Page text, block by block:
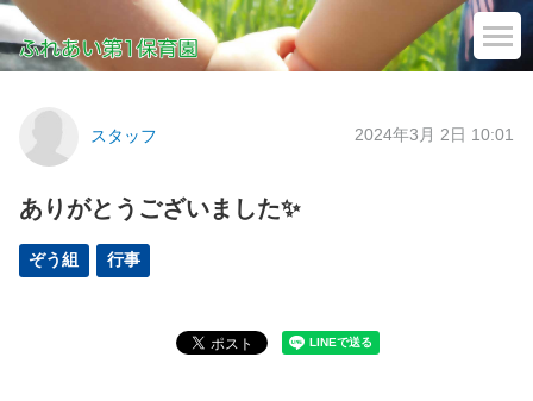
スタッフ 2024年3月 2日 10:01
ありがとうございました✨
ぞう組 行事